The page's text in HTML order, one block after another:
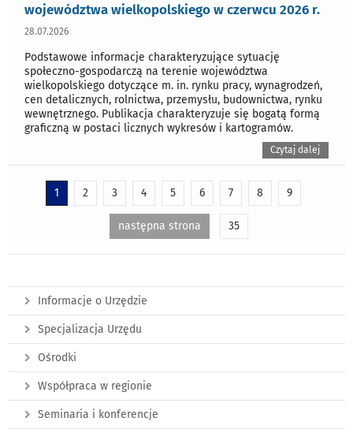
województwa wielkopolskiego w czerwcu 2026 r.
28.07.2026
Podstawowe informacje charakteryzujące sytuację
społeczno-gospodarczą na terenie województwa
wielkopolskiego dotyczące m. in. rynku pracy, wynagrodzeń,
cen detalicznych, rolnictwa, przemysłu, budownictwa, rynku
wewnętrznego. Publikacja charakteryzuje się bogatą formą
graficzną w postaci licznych wykresów i kartogramów.
Czytaj dalej
1 2 3 4 5 6 7 8 9
następna strona 35
Informacje o Urzędzie
Specjalizacja Urzędu
Ośrodki
Współpraca w regionie
Seminaria i konferencje